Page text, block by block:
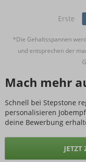
Erste
*Die Gehaltsspannen
und entsprechen der
Mach mehr
Schnell bei Stepstone
personalisieren
deine Bewerbung
JETZT